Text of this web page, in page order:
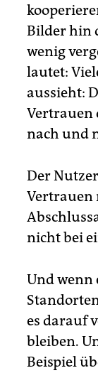
Bilder hin
wenig
lautet:
aussieht:
Vertrauen
nach und
Der
Vertrauen
nicht bei
Und
es darauf
bleiben.
Beispiel